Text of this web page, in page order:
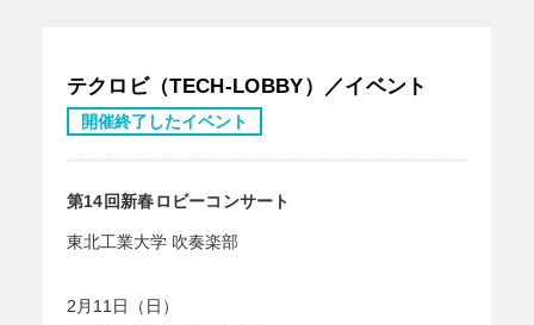
テクロビ（TECH-LOBBY）／イベント
開催終了したイベント
第14回新春ロビーコンサート
東北工業大学 吹奏楽部
2月11日（日）